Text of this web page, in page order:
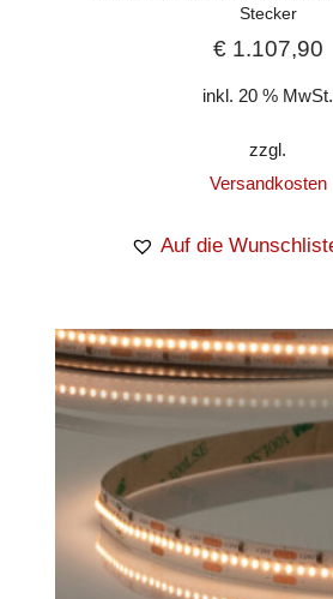
Stecker
€1.107,90
inkl. 20 % MwSt.
zzgl.
Versandkosten
Auf die